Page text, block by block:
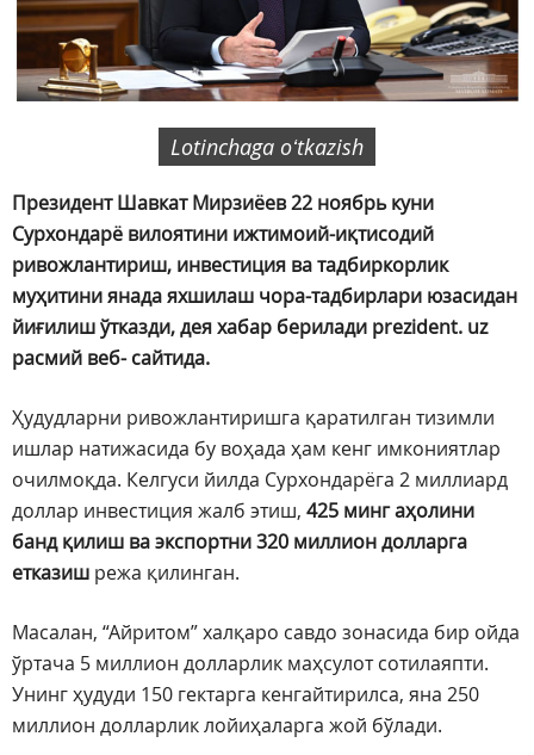
Lotinchaga oʻtkazish
Президент Шавкат Мирзиёев 22 ноябрь куни
Сурхондарё вилоятини ижтимоий-иқтисодий
ривожлантириш, инвестиция ва тадбиркорлик
муҳитини янада яхшилаш чора-тадбирлари юзасидан
йиғилиш ўтказди, дея хабар берилади prezident. uz
расмий веб- сайтида.
Ҳудудларни ривожлантиришга қаратилган тизимли
ишлар натижасида бу воҳада ҳам кенг имкониятлар
очилмоқда. Келгуси йилда Сурхондарёга 2 миллиард
доллар инвестиция жалб этиш, 425 минг аҳолини
банд қилиш ва экспортни 320 миллион долларга
етказиш режа қилинган.
Масалан, “Айритом” халқаро савдо зонасида бир ойда
ўртача 5 миллион долларлик маҳсулот сотилаяпти.
Унинг ҳудуди 150 гектарга кенгайтирилса, яна 250
миллион долларлик лойиҳаларга жой бўлади.